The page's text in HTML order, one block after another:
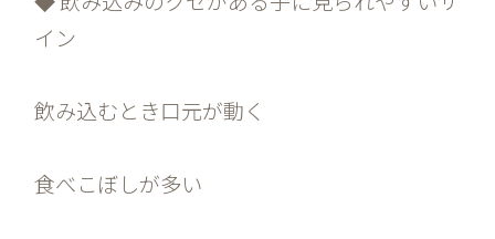
イン
飲み込むとき口元が動く
食べこぼしが多い